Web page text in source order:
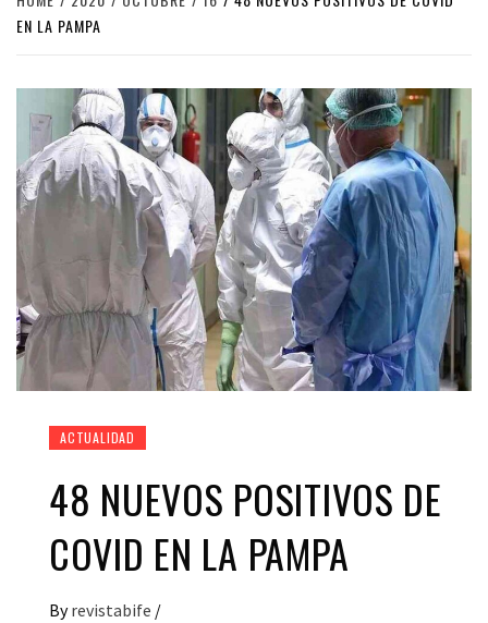
EN LA PAMPA
ACTUALIDAD
48 NUEVOS POSITIVOS DE
COVID EN LA PAMPA
By revistabife /